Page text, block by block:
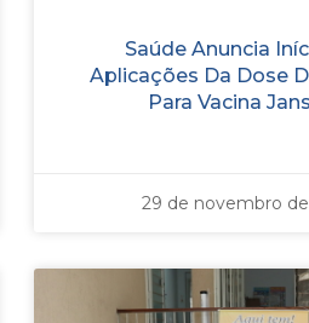
Saúde Anuncia
Aplicações Da Dose
Para Vacina
29 de novembro de